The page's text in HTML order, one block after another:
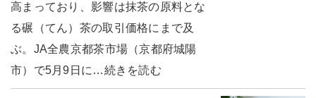
高まっており、影響は抹茶の原料とな
る碾（てん）茶の取引価格にまで及
ぶ。JA全農京都茶市場（京都府城陽
市）で5月9日に…続きを読む